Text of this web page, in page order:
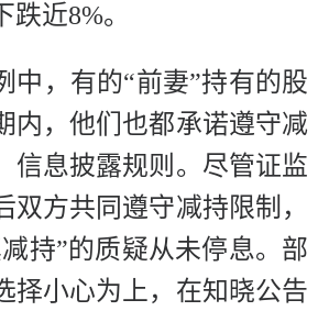
近8%。
中，有的“前妻”持有的股
内，他们也都承诺遵守减
信息披露规则。尽管证监
双方共同遵守减持限制，
持”的质疑从未停息。部
择小心为上，在知晓公告